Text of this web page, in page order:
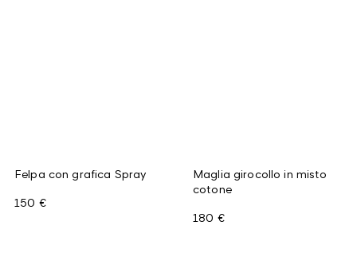
Felpa con grafica Spray
150 €
Maglia girocollo in misto
cotone
180 €